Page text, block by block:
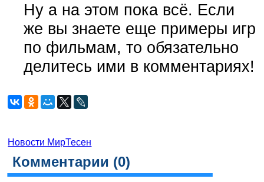
Ну а на этом пока всё. Если
же вы знаете еще примеры игр
по фильмам, то обязательно
делитесь ими в комментариях!
Новости МирТесен
Комментарии (0)